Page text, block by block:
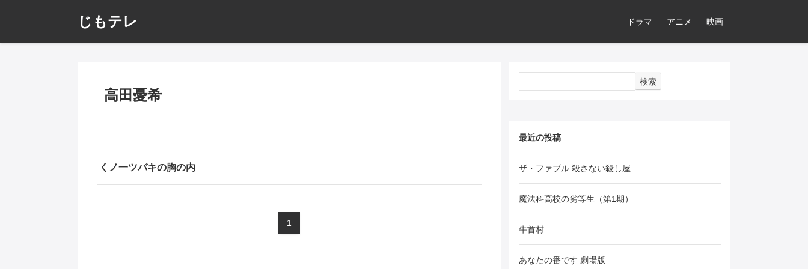
じもテレ ドラマ アニメ 映画
高田憂希
くノ一ツバキの胸の内
1
検索
最近の投稿
ザ・ファブル 殺さない殺し屋
魔法科高校の劣等生（第1期）
牛首村
あなたの番です 劇場版